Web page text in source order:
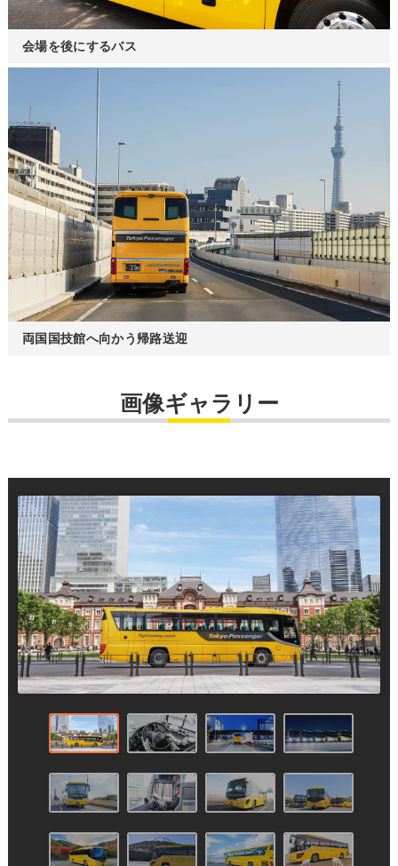
会場を後にするバス
両国国技館へ向かう帰路送迎
画像ギャラリー